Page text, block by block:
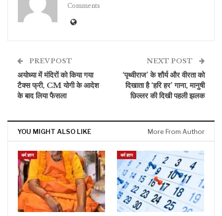
Comments
PREV POST
अयोध्या में मंदिरों को किया गया
टैक्स फ्री, CM योगी के आदेश
के बाद लिया फैसला
NEXT POST
‘पृथ्वीराज’ के शौर्य और वीरता को
दिखाता है ‘हरि हर’ गाना, मानुषी
छिल्लर की दिखी पहली झलक
YOU MIGHT ALSO LIKE More From Author
धर्म ज्ञान धर्म ज्ञान